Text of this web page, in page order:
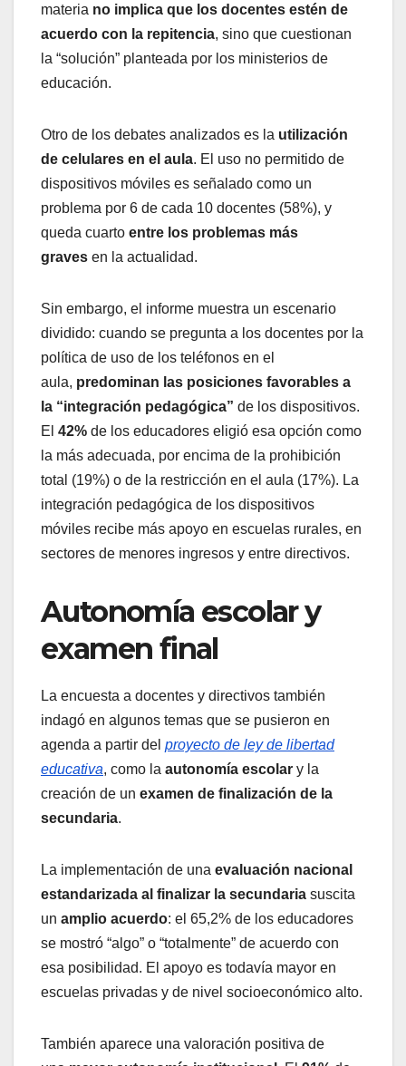
materia no implica que los docentes estén de
acuerdo con la repitencia, sino que cuestionan
la “solución” planteada por los ministerios de
educación.
Otro de los debates analizados es la utilización
de celulares en el aula. El uso no permitido de
dispositivos móviles es señalado como un
problema por 6 de cada 10 docentes (58%), y
queda cuarto entre los problemas más
graves en la actualidad.
Sin embargo, el informe muestra un escenario
dividido: cuando se pregunta a los docentes por la
política de uso de los teléfonos en el
aula, predominan las posiciones favorables a
la “integración pedagógica” de los dispositivos.
El 42% de los educadores eligió esa opción como
la más adecuada, por encima de la prohibición
total (19%) o de la restricción en el aula (17%). La
integración pedagógica de los dispositivos
móviles recibe más apoyo en escuelas rurales, en
sectores de menores ingresos y entre directivos.
Autonomía escolar y
examen final
La encuesta a docentes y directivos también
indagó en algunos temas que se pusieron en
agenda a partir del proyecto de ley de libertad
educativa, como la autonomía escolar y la
creación de un examen de finalización de la
secundaria.
La implementación de una evaluación nacional
estandarizada al finalizar la secundaria suscita
un amplio acuerdo: el 65,2% de los educadores
se mostró “algo” o “totalmente” de acuerdo con
esa posibilidad. El apoyo es todavía mayor en
escuelas privadas y de nivel socioeconómico alto.
También aparece una valoración positiva de